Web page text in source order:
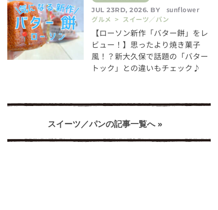
JUL 23RD, 2026. BY
sunflower
グルメ > スイーツ／パン
【ローソン新作「バター餅」をレ
ビュー！】思ったより焼き菓子
風！？新大久保で話題の「バター
トック」との違いもチェック♪
スイーツ／パンの記事一覧へ »